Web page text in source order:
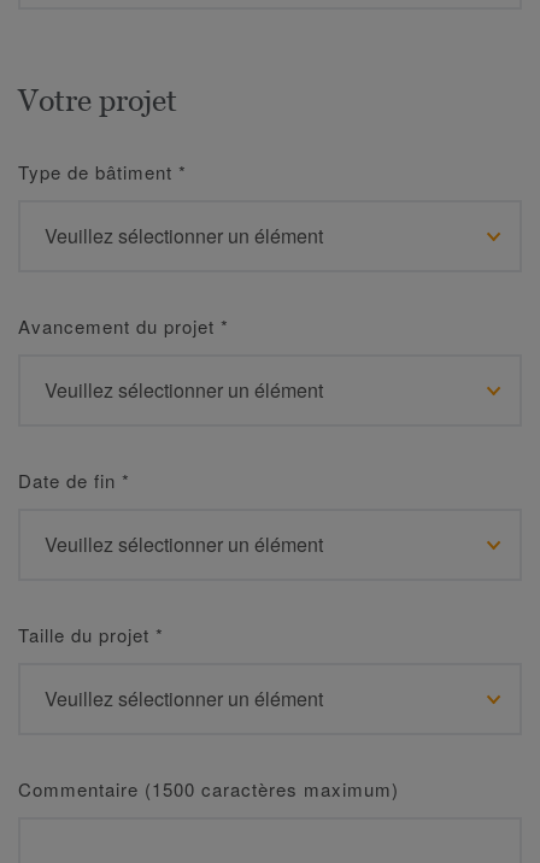
Votre projet
Type de bâtiment *
Avancement du projet *
Date de fin *
Taille du projet *
Commentaire (1500 caractères maximum)